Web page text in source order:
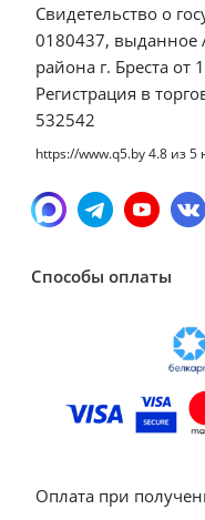
Свидетельство о
0180437, выданное
района г. Бреста от
Регистрация в
532542
https://www.q5.by4.8 из5
Способы оплаты
Оплата при